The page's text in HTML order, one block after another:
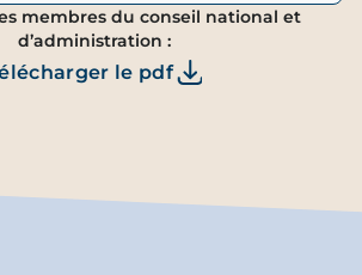
membres du conseil national et
d’administration :
le pdf